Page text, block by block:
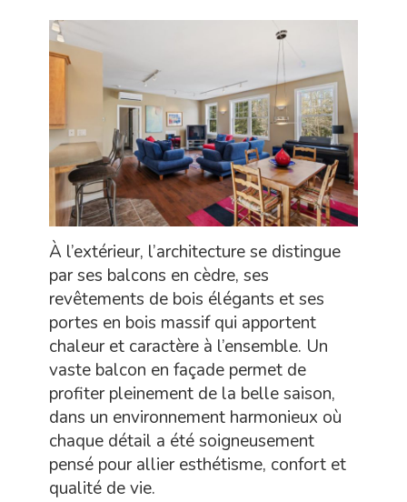
À l’extérieur, l’architecture se distingue
par ses balcons en cèdre, ses
revêtements de bois élégants et ses
portes en bois massif qui apportent
chaleur et caractère à l’ensemble. Un
vaste balcon en façade permet de
profiter pleinement de la belle saison,
dans un environnement harmonieux où
chaque détail a été soigneusement
pensé pour allier esthétisme, confort et
qualité de vie.